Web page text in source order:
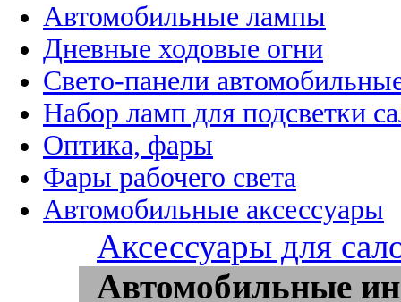
Автомобильные лампы
Дневные ходовые огни
Свето-панели
Набор ламп для подсветки
Оптика, фары
Фары рабочего света
Автомобильные аксессуары
Аксессуары для
Автомобильные